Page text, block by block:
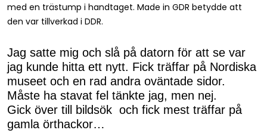
med en trästump i handtaget. Made in GDR betydde att
den var tillverkad i DDR.
Jag satte mig och slå på datorn för att se var
jag kunde hitta ett nytt. Fick träffar på Nordiska
museet och en rad andra oväntade sidor.
Måste ha stavat fel tänkte jag, men nej.
Gick över till bildsök och fick mest träffar på
gamla örthackor…